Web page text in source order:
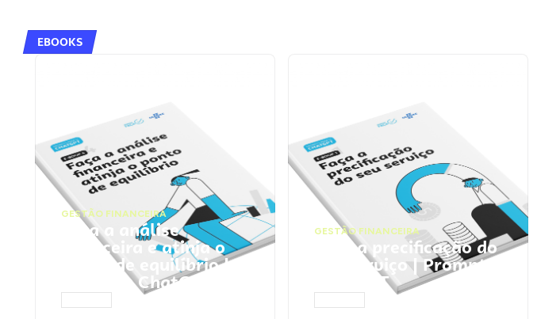
EBOOKS
GESTÃO FINANCEIRA
Faça a análise
financeira e atinja o
ponto de equilíbrio |
Prompts ChatGPT
GESTÃO FINANCEIRA
Faça a precificação do
seu serviço | Prompts
ChatGPT